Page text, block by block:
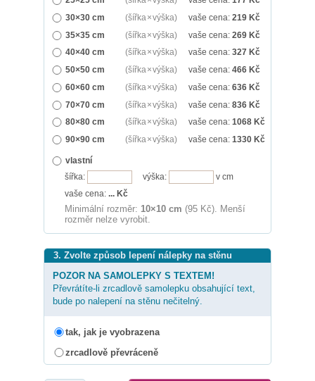
30×30 cm
(šířka × výška) vaše cena: 219 Kč
35×35 cm
(šířka × výška) vaše cena: 269 Kč
40×40 cm
(šířka × výška) vaše cena: 327 Kč
50×50 cm
(šířka × výška) vaše cena: 466 Kč
60×60 cm
(šířka × výška) vaše cena: 636 Kč
70×70 cm
(šířka × výška) vaše cena: 836 Kč
80×80 cm
(šířka × výška) vaše cena: 1068 Kč
90×90 cm
(šířka × výška) vaše cena: 1330 Kč
vlastní
šířka:
výška:
v cm
vaše cena:
Kč
Minimální rozměr: 10×10 cm (95 Kč). Menší
rozměr nelze vyrobit.
3. Zvolte způsob lepení nálepky na stěnu
POZOR NA SAMOLEPKY S TEXTEM!
Převrátíte-li zrcadlově samolepku obsahující text,
bude po nalepení na stěnu nečitelný.
tak, jak je vyobrazena
zrcadlově převráceně